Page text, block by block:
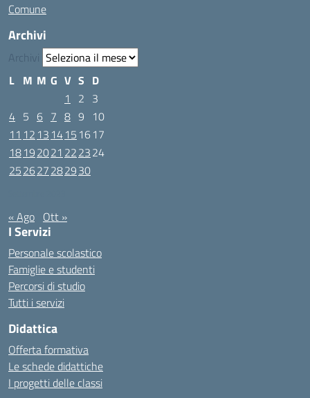
Comune
Archivi
Archivi
L M M G V S D
1
2 3
4 5 6 7 8 9 10
11 12 13 1415 1617
18192021 222324
252627282930
« Ago Ott »
I Servizi
Personale scolastico
Famiglie e studenti
Percorsi di studio
Tutti i servizi
Didattica
Offerta formativa
Le schede didattiche
I progetti delle classi